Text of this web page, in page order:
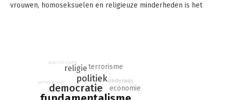
vrouwen, homoseksuelen en religieuze minderheden is het
Duizenden komen jaarlijks om bij aanslagen van
terreurorganisaties als isis, Al-Qaeda en Boko Haram.
Economisch raakt de islamitische wereld steeds verder
achterop. Geen wonder dat velen elders een goed heenkomen
democratie
politiek
religieterrorisme
economie
onderwijs
samenleving
discriminatie